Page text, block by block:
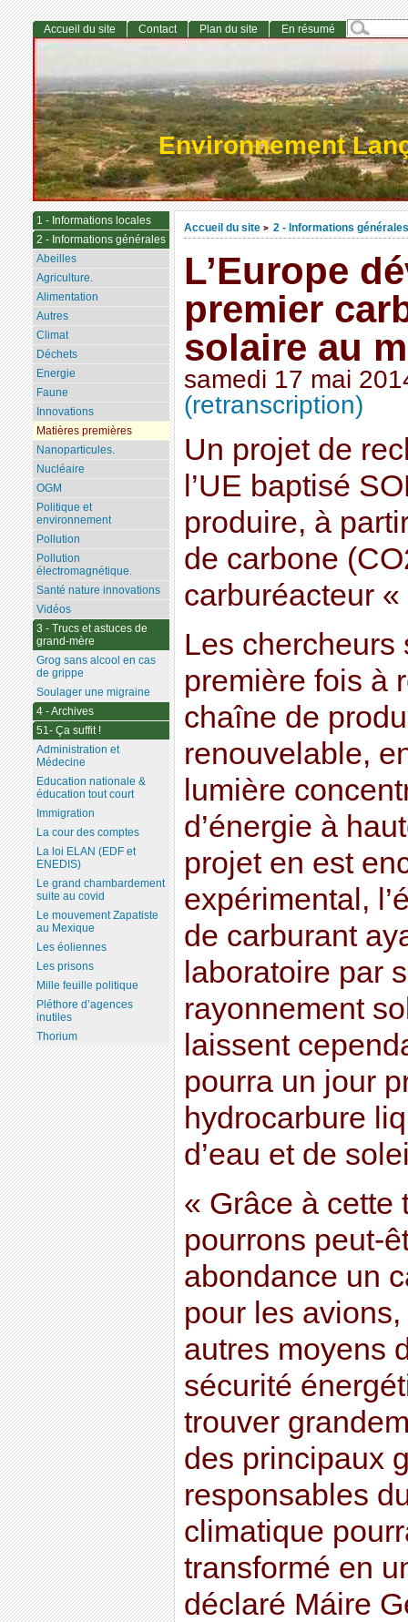
Environnement
Accueil du site > 2 - Informations générales
L’Europe
premier
solaire au
samedi 17 mai
(retranscription)
Un projet de
l’UE baptisé
produire, à
de carbone
carburéacteur
Les chercheurs
première fois à
chaîne de
renouvelable,
lumière
d’énergie à
projet en est
expérimental,
de carburant
laboratoire par
rayonnement
laissent
pourra un jour
hydrocarbure
d’eau et de
« Grâce à cette
pourrons peut-
abondance un
pour les
autres moyens
sécurité
trouver
des principaux
responsables
climatique
transformé en
déclaré Máire
Accueil du site Contact Plan du site En résumé
1 - Informations locales
2 - Informations générales
Abeilles
Agriculture.
Alimentation
Autres
Climat
Déchets
Energie
Faune
Innovations
Matières premières
Nanoparticules.
Nucléaire
OGM
Politique et
environnement
Pollution
Pollution
électromagnétique.
Santé nature innovations
Vidéos
3 - Trucs et astuces de
grand-mère
Grog sans alcool en cas
de grippe
Soulager une migraine
4 - Archives
51- Ça suffit !
Administration et
Médecine
Education nationale &
éducation tout court
Immigration
La cour des comptes
La loi ELAN (EDF et
ENEDIS)
Le grand chambardement
suite au covid
Le mouvement Zapatiste
au Mexique
Les éoliennes
Les prisons
Mille feuille politique
Pléthore d’agences
inutiles
Thorium